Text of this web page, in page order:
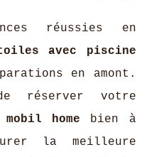
réussies en
avec piscine
en amont.
réserver votre
mobil home bien à
la meilleure